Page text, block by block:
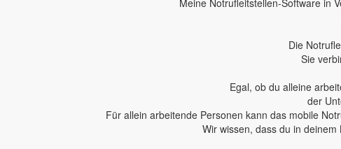
Meine Notrufleitstellen-Software in
Die
Sie
Egal, ob du alleine
der
Für allein arbeitende Personen kann das mobile
Wir wissen, dass du in